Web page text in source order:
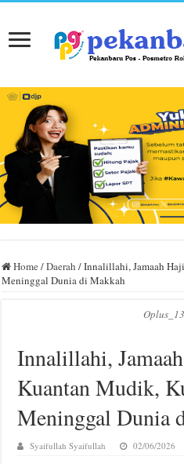
Home /Daerah /Innalillahi, Jamaah
Meninggal Dunia di Makkah
Innalillahi,
Kuantan Mudik,
Meninggal Dunia
Syaifullah Syaifullah 02/06/2026